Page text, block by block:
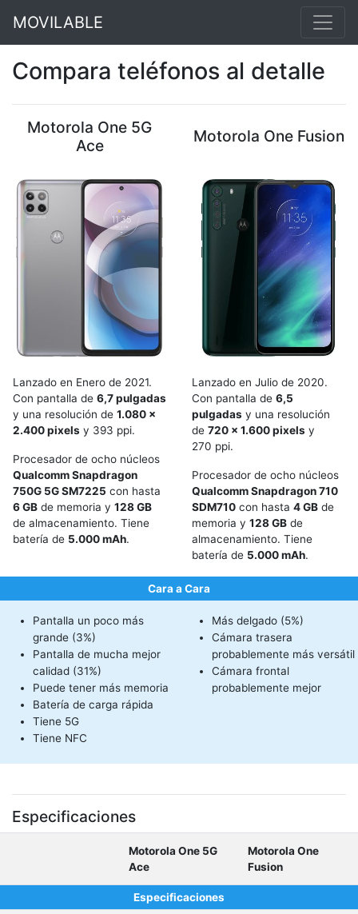
MOVILABLE
Compara teléfonos al detalle
Motorola One 5G
Ace
Motorola One Fusion
Lanzado en Enero de 2021.
Con pantalla de 6,7 pulgadas
y una resolución de 1.080 x
2.400 pixels y 393 ppi.
Procesador de ocho núcleos
Qualcomm Snapdragon
750G 5G SM7225 con hasta
6 GB de memoria y 128 GB
de almacenamiento. Tiene
batería de 5.000 mAh.
Lanzado en Julio de 2020.
Con pantalla de 6,5
pulgadas y una resolución
de 720 x 1.600 pixels y
270 ppi.
Procesador de ocho núcleos
Qualcomm Snapdragon 710
SDM710 con hasta 4 GB de
memoria y 128 GB de
almacenamiento. Tiene
batería de 5.000 mAh.
Cara a Cara
Pantalla un poco más
grande (3%)
Pantalla de mucha mejor
calidad (31%)
Puede tener más memoria
Batería de carga rápida
Tiene 5G
Tiene NFC
Más delgado (5%)
Cámara trasera
probablemente más versátil
Cámara frontal
probablemente mejor
Especificaciones
Motorola One 5G
Ace
Motorola One
Fusion
Especificaciones